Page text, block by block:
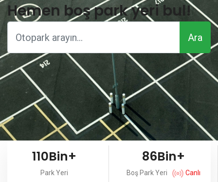
Hemen boş park yeri bul!
Ara
110Bin+
Park Yeri
86Bin+
Boş Park Yeri Canlı